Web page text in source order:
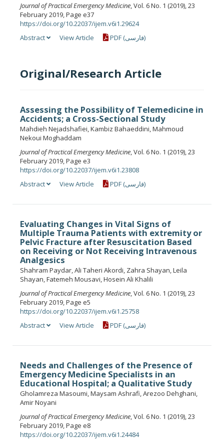
Journal of Practical Emergency Medicine, Vol. 6 No. 1 (2019), 23
February 2019, Page e37
https://doi.org/10.22037/ijem.v6i1.29624
Abstract
View Article PDF (فارسی)
Original/Research Article
Assessing the Possibility of Telemedicine in
Accidents; a Cross-Sectional Study
Mahdieh Nejadshafiei, Kambiz Bahaeddini, Mahmoud
Nekoui Moghaddam
Journal of Practical Emergency Medicine, Vol. 6 No. 1 (2019), 23
February 2019, Page e3
https://doi.org/10.22037/ijem.v6i1.23808
Abstract
View Article PDF (فارسی)
Evaluating Changes in Vital Signs of
Multiple Trauma Patients with extremity or
Pelvic Fracture after Resuscitation Based
on Receiving or Not Receiving Intravenous
Analgesics
Shahram Paydar, Ali Taheri Akordi, Zahra Shayan, Leila
Shayan, Fatemeh Mousavi, Hosein Ali Khalili
Journal of Practical Emergency Medicine, Vol. 6 No. 1 (2019), 23
February 2019, Page e5
https://doi.org/10.22037/ijem.v6i1.25758
Abstract
View Article PDF (فارسی)
Needs and Challenges of the Presence of
Emergency Medicine Specialists in an
Educational Hospital; a Qualitative Study
Gholamreza Masoumi, Maysam Ashrafi, Arezoo Dehghani,
Amir Noyani
Journal of Practical Emergency Medicine, Vol. 6 No. 1 (2019), 23
February 2019, Page e8
https://doi.org/10.22037/ijem.v6i1.24484